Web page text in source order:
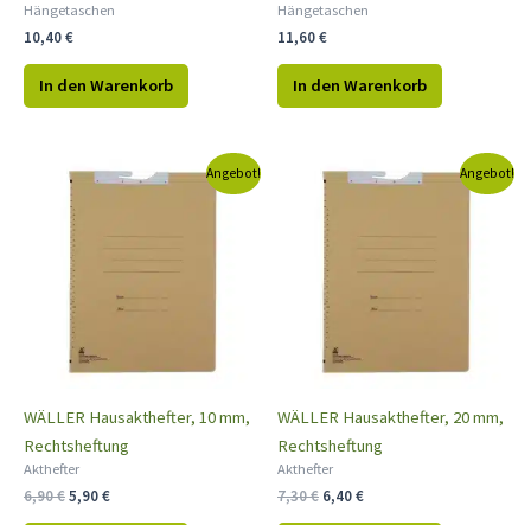
Hängetaschen
10,40€
In den Warenkorb
Hängetaschen
11,60€
In den Warenkorb
Angebot!
WÄLLER Hausakthefter, 10 mm,
Rechtsheftung
Akthefter
6,90€
Ursprünglicher
Preis
war:
6,90 €
5,90€
Aktueller
Preis
Angebot!
WÄLLER Hausakthefter, 20 mm,
Rechtsheftung
Akthefter
7,30€
Ursprünglicher
Preis
war:
7,30 €
6,40€
Aktueller
Preis